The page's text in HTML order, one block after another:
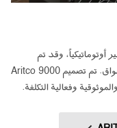
وقد تم
. تم تصميم
وفعالية التكلفة.